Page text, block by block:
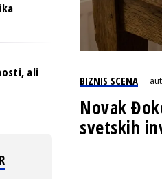
BIZNIS SCENA
Novak
svetskih
ali